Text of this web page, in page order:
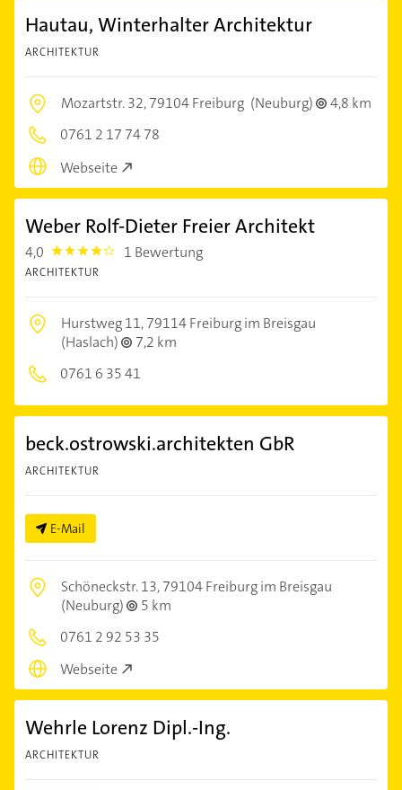
Hautau, Winterhalter Architektur
ARCHITEKTUR
Mozartstr. 32,79104 Freiburg (Neuburg)
4,8 km
0761 2 17 74 78
Webseite
Weber Rolf-Dieter Freier Architekt
4,0 4.0 1 Bewertung
ARCHITEKTUR
Hurstweg 11,79114 Freiburg im Breisgau
(Haslach)
7,2 km
0761 6 35 41
beck.ostrowski.architekten GbR
ARCHITEKTUR
E-Mail
Schöneckstr. 13,79104 Freiburg im Breisgau
(Neuburg)
5 km
0761 2 92 53 35
Webseite
Wehrle Lorenz Dipl.-Ing.
ARCHITEKTUR